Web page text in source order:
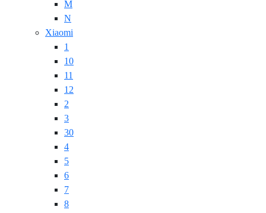
M
N
Xiaomi
1
10
11
12
2
3
30
4
5
6
7
8